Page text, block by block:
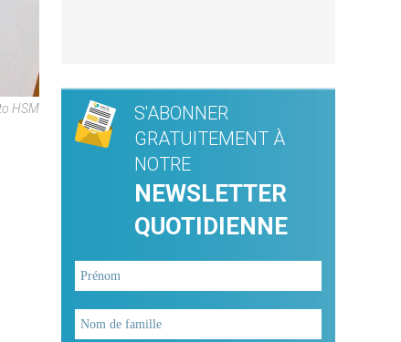
HSM
S'ABONNER
GRATUITEMENT À
NOTRE
NEWSLETTER
QUOTIDIENNE